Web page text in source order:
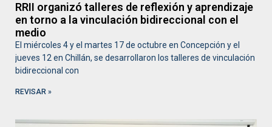
RRII organizó talleres de reflexión y aprendizaje
en torno a la vinculación bidireccional con el
medio
El miércoles 4 y el martes 17 de octubre en Concepción y el
jueves 12 en Chillán, se desarrollaron los talleres de vinculación
bidireccional con
REVISAR »